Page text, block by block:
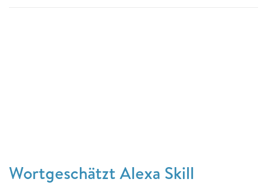
Wortgeschätzt Alexa Skill